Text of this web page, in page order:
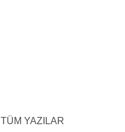
TÜM YAZILAR